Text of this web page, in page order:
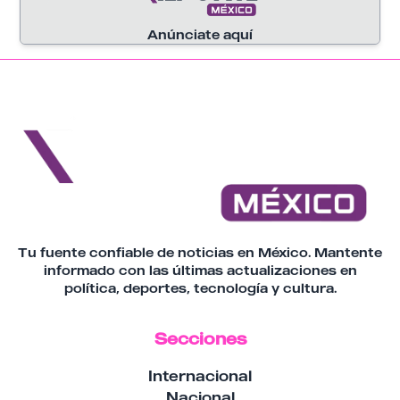
seguidores y más de 22 millones de "Me
Anúnciate aquí
Tu fuente confiable de noticias en México. Mantente
informado con las últimas actualizaciones en
política, deportes, tecnología y cultura.
Secciones
Internacional